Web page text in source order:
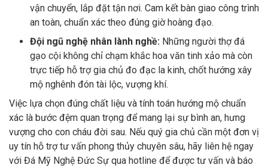
vận chuyển, lắp đặt tận nơi. Cam kết bàn giao công trình
an toàn, chuẩn xác theo đúng giờ hoàng đạo.
Đội ngũ nghệ nhân lành nghề: Những người thợ đá
gạo cội không chỉ chạm khắc hoa văn tinh xảo mà còn
trực tiếp hỗ trợ gia chủ đo đạc la kinh, chốt hướng xây
mộ nghênh đón tài lộc, vượng khí.
Việc lựa chọn đúng chất liệu và tính toán hướng mộ chuẩn
xác là bước đệm quan trọng để mang lại sự bình an, hưng
vượng cho con cháu đời sau. Nếu quý gia chủ cần một đơn vị
uy tín hỗ trợ tư vấn phong thủy chuyên sâu, hãy liên hệ ngay
với Đá Mỹ Nghệ Đức Sự qua hotline để được tư vấn và báo